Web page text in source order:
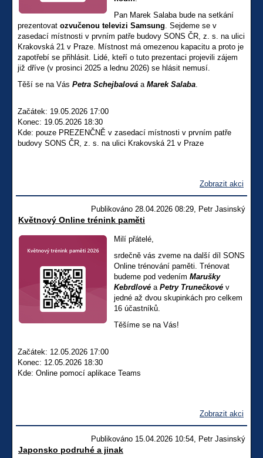
Pan Marek Salaba bude na setkání
prezentovat ozvučenou televizi Samsung. Sejdeme se v
zasedací místnosti v prvním patře budovy SONS ČR, z. s. na ulici
Krakovská 21 v Praze. Místnost má omezenou kapacitu a proto je
zapotřebí se přihlásit. Lidé, kteří o tuto prezentaci projevili zájem
již dříve (v prosinci 2025 a lednu 2026) se hlásit nemusí.
Těší se na Vás Petra Schejbalová a Marek Salaba.
Začátek: 19.05.2026 17:00
Konec: 19.05.2026 18:30
Kde: pouze PREZENČNĚ v zasedací místnosti v prvním patře
budovy SONS ČR, z. s. na ulici Krakovská 21 v Praze
Zobrazit akci
Publikováno 28.04.2026 08:29, Petr Jasinský
Květnový Online trénink paměti
Milí přátelé,
srdečně vás zveme na další díl SONS
Online trénování paměti. Trénovat
budeme pod vedením Marušky
Kebrdlové a Petry Trunečkové v
jedné až dvou skupinkách pro celkem
16 účastníků.
Těšíme se na Vás!
Začátek: 12.05.2026 17:00
Konec: 12.05.2026 18:30
Kde: Online pomocí aplikace Teams
Zobrazit akci
Publikováno 15.04.2026 10:54, Petr Jasinský
Japonsko podruhé a jinak